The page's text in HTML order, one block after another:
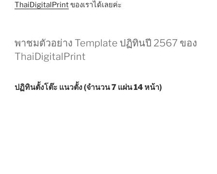
ThaiDigitalPrintของเราได้เลยค่ะ
พาชมตัวอย่าง Template ปฏิทินปี 2567 ของ
ThaiDigitalPrint
ปฏิทินตั้งโต๊ะ แนวตั้ง (จำนวน 7 แผ่น 14 หน้า)